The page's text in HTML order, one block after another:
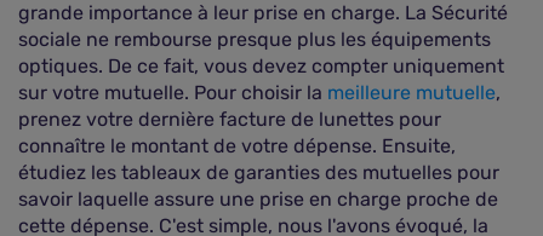
grande importance à leur prise en charge. La Sécurité
sociale ne rembourse presque plus les équipements
optiques. De ce fait, vous devez compter uniquement
sur votre mutuelle. Pour choisir la meilleure mutuelle,
prenez votre dernière facture de lunettes pour
connaître le montant de votre dépense. Ensuite,
étudiez les tableaux de garanties des mutuelles pour
savoir laquelle assure une prise en charge proche de
cette dépense. C'est simple, nous l'avons évoqué, la